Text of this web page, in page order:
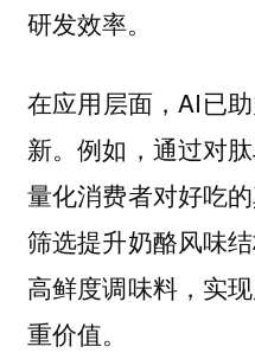
研发效率。
在应用层面，AI已
新。例如，通过对
量化消费者对好吃
筛选提升奶酪风味
高鲜度调味料，实
重价值。